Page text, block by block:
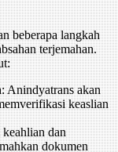
beberapa langkah
terjemahan.
: Anindyatrans akan
keaslian
dan
dokumen